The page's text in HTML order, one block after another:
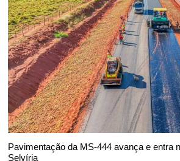
Pavimentação da MS-444 avança e entra
Selvíria